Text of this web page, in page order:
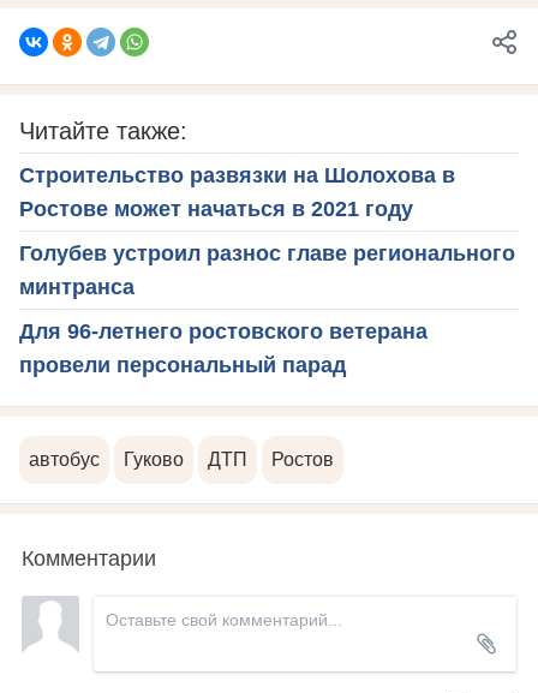
Читайте также:
Строительство развязки на Шолохова в
Ростове может начаться в 2021 году
Голубев устроил разнос главе регионального
минтранса
Для 96-летнего ростовского ветерана
провели персональный парад
автобус Гуково ДТП Ростов
Комментарии